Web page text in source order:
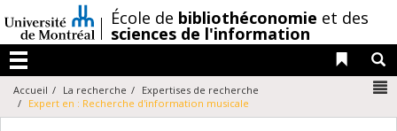
au
contenu
/École de bibliothéconomie et des
sciences de l'information
Menu
Liens
Accueil La recherche
Expertises de recherche
Expert en : Recherche d'information musicale